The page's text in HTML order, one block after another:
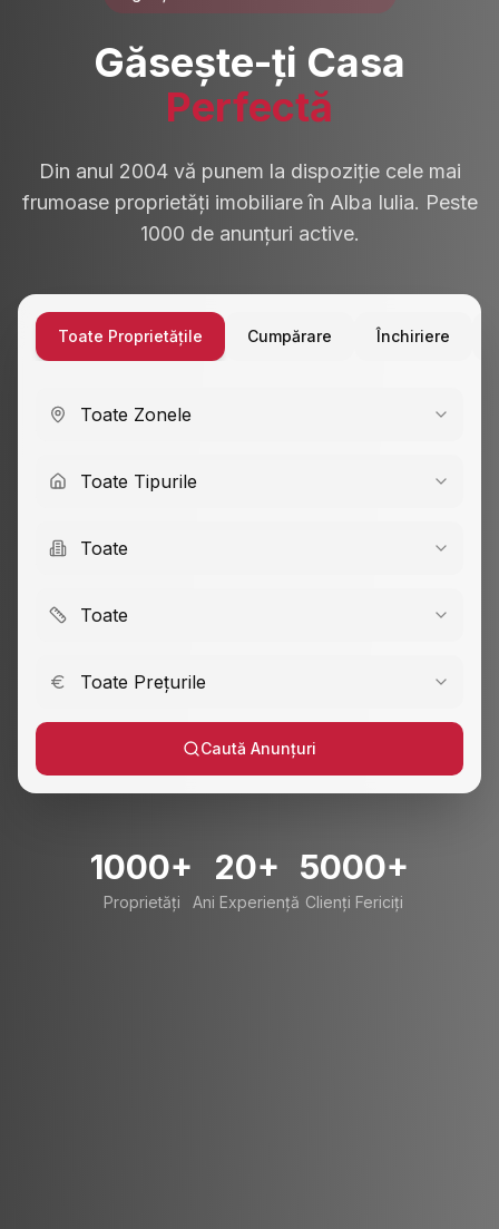
Găsește-ți Casa
Perfectă
Din anul 2004 vă punem la dispoziție cele mai
frumoase proprietăți imobiliare în Alba Iulia. Peste
1000 de anunțuri active.
Toate Proprietățile Cumpărare Închiriere
Toate Zonele
Toate Tipurile
Toate
Toate
Toate Prețurile
Caută Anunțuri
1000+
Proprietăți
20+
Ani Experiență
5000+
Clienți Fericiți